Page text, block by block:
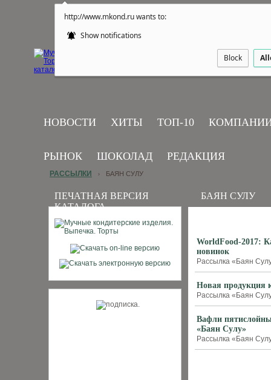
http://www.mkond.ru wants to:
Show notifications
Block
НОВОСТИ ХИТЫ ТОП-10
РЫНОК ШОКОЛАД РЕДАКЦИЯ
ПЕЧАТНАЯ ВЕРСИЯ
КАТАЛОГА
РАССЫЛКИ › БАЯН СУЛУ
БАЯН СУЛУ
WorldFood-2017:
новинок
Рассылка «Баян
Новая продукция
Рассылка «Баян
Вафли
«Баян Сулу»
Рассылка «Баян